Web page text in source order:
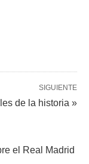
SIGUIENTE
de la historia »
el Real Madrid